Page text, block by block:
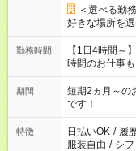
＜選べる勤
好きな場所を選
勤務時間
【1日4時間～
時間のお仕事
その他の時間
ただけます！ 【シフト固定もOK】★家庭の都合でお休みが必要
な場合も遠慮なくご相談く
が必要です
期間
短期2ヵ月～
です！
特徴 日払いOK / 履
服装自由 / シ